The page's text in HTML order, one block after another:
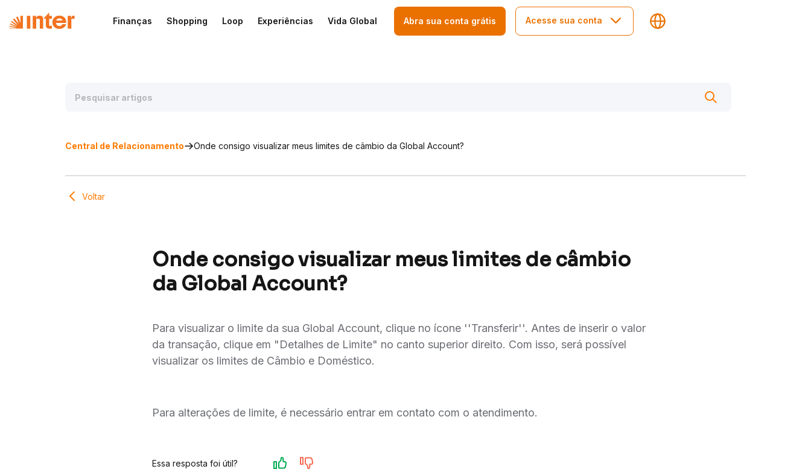
Finanças Shopping Loop Experiências Vida Global Abra sua conta grátis Acesse sua conta
Central de Relacionamento Onde consigo visualizar meus limites de câmbio da Global Account?
Voltar
Onde consigo visualizar meus limites de câmbio
da Global Account?
Para visualizar o limite da sua Global Account, clique no ícone ''Transferir''. Antes de inserir o valor
da transação, clique em "Detalhes de Limite" no canto superior direito. Com isso, será possível
visualizar os limites de Câmbio e Doméstico.
Para alterações de limite, é necessário entrar em contato com o atendimento.
Essa resposta foi útil?